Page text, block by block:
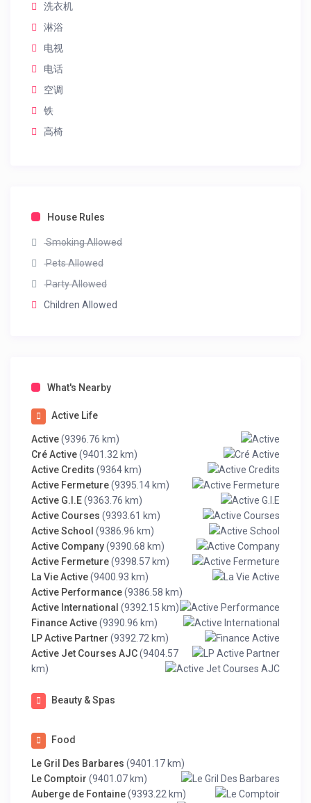
洗衣机
淋浴
电视
电话
空调
铁
高椅
House Rules
Smoking Allowed
Pets Allowed
Party Allowed
Children Allowed
What's Nearby
Active Life
Active(9396.76 km)
Cré Active(9401.32 km)
Active Credits (9364 km)
Active Fermeture(9395.14 km)
Active G.I.E(9363.76 km)
Active Courses (9393.61 km)
Active School (9386.96 km)
Active Company(9390.68 km)
Active Fermeture(9398.57 km)
La Vie Active(9400.93 km)
Active Performance(9386.58 km)
Active International (9392.15 km)
Finance Active(9390.96 km)
LP Active Partner (9392.72 km)
Active Jet Courses AJC(9404.57
km)
Beauty & Spas
Food
Le Gril Des Barbares (9401.17 km)
Le Comptoir (9401.07 km)
Auberge de Fontaine(9393.22 km)